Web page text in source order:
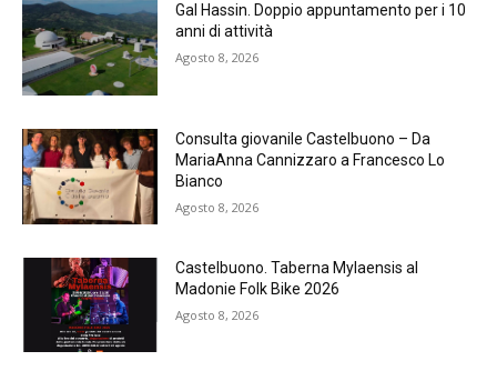
Gal Hassin. Doppio appuntamento per i 10
anni di attività
Agosto 8, 2026
Consulta giovanile Castelbuono – Da
MariaAnna Cannizzaro a Francesco Lo
Bianco
Agosto 8, 2026
Castelbuono. Taberna Mylaensis al
Madonie Folk Bike 2026
Agosto 8, 2026